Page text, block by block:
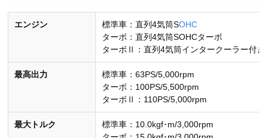
エンジン 標準車：直列4気筒SOHC
ターボ：直列4気筒SOHCターボ
ターボⅡ：直列4気筒インタークーラー付き
最高出力
標準車：63PS/5,000rpm
ターボ：100PS/5,500rpm
ターボⅡ：110PS/5,000rpm
最大トルク
標準車：10.0kgf･m/3,000rpm